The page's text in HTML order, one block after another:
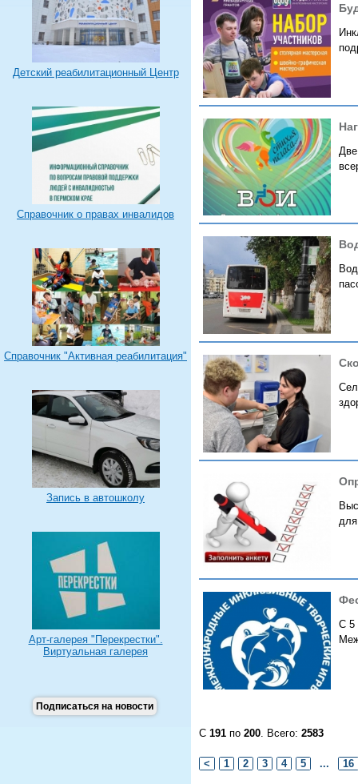
Детский реабилитационный Центр
Справочник о правах инвалидов
Справочник "Активная реабилитация"
Запись в автошколу
Арт-галерея "Перекрестки".
Виртуальная галерея
Подписаться на новости
для
С 5
С 191 по 200. Всего: 2583
< 1 2 3 4 5 ... 16